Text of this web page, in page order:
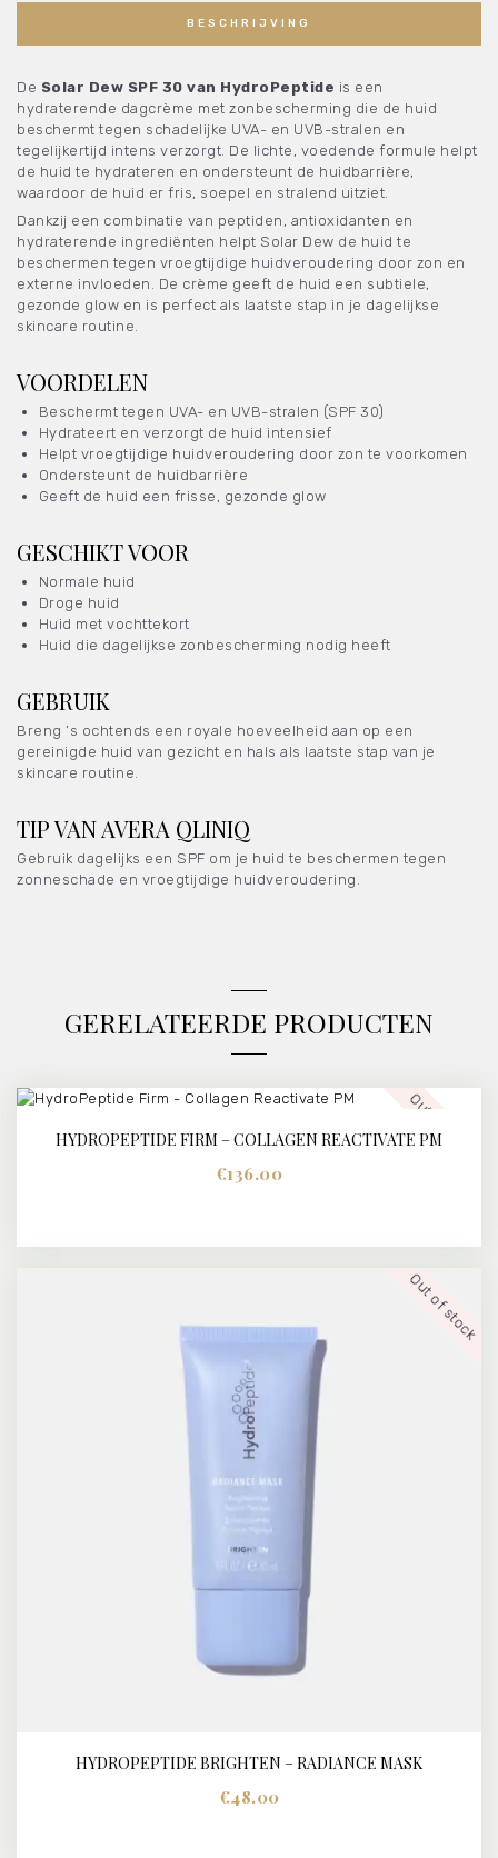
BESCHRIJVING
De Solar Dew SPF 30 van HydroPeptide is een
hydraterende dagcrème met zonbescherming die de huid
beschermt tegen schadelijke UVA- en UVB-stralen en
tegelijkertijd intens verzorgt. De lichte, voedende formule helpt
de huid te hydrateren en ondersteunt de huidbarrière,
waardoor de huid er fris, soepel en stralend uitziet.
Dankzij een combinatie van peptiden, antioxidanten en
hydraterende ingrediënten helpt Solar Dew de huid te
beschermen tegen vroegtijdige huidveroudering door zon en
externe invloeden. De crème geeft de huid een subtiele,
gezonde glow en is perfect als laatste stap in je dagelijkse
skincare routine.
VOORDELEN
Beschermt tegen UVA- en UVB-stralen (SPF 30)
Hydrateert en verzorgt de huid intensief
Helpt vroegtijdige huidveroudering door zon te voorkomen
Ondersteunt de huidbarrière
Geeft de huid een frisse, gezonde glow
GESCHIKT VOOR
Normale huid
Droge huid
Huid met vochttekort
Huid die dagelijkse zonbescherming nodig heeft
GEBRUIK
Breng ’s ochtends een royale hoeveelheid aan op een
gereinigde huid van gezicht en hals als laatste stap van je
skincare routine.
TIP VAN AVERA QLINIQ
Gebruik dagelijks een SPF om je huid te beschermen tegen
zonneschade en vroegtijdige huidveroudering.
GERELATEERDE PRODUCTEN
Out of stock
HYDROPEPTIDE FIRM – COLLAGEN REACTIVATE PM
€136.00
Out of stock
HYDROPEPTIDE BRIGHTEN – RADIANCE MASK
€48.00